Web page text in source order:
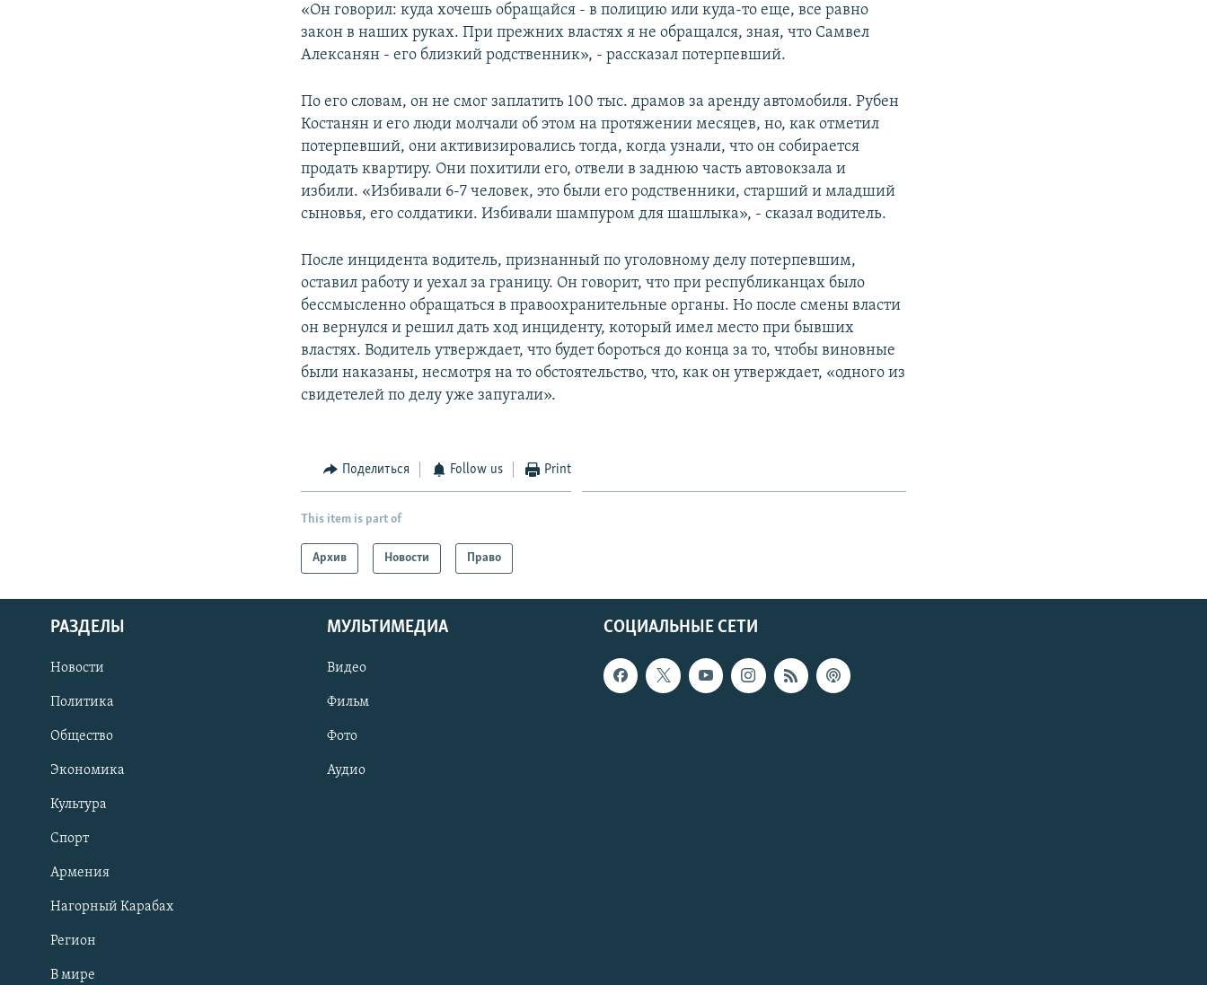
«Он говорил: куда хочешь обращайся - в полицию или куда-то еще, все равно
закон в наших руках. При прежних властях я не обращался, зная, что Самвел
Алексанян - его близкий родственник», - рассказал потерпевший.
По его словам, он не смог заплатить 100 тыс. драмов за аренду автомобиля. Рубен
Костанян и его люди молчали об этом на протяжении месяцев, но, как отметил
потерпевший, они активизировались тогда, когда узнали, что он собирается
продать квартиру. Они похитили его, отвели в заднюю часть автовокзала и
избили. «Избивали 6-7 человек, это были его родственники, старший и младший
сыновья, его солдатики. Избивали шампуром для шашлыка», - сказал водитель.
После инцидента водитель, признанный по уголовному делу потерпевшим,
оставил работу и уехал за границу. Он говорит, что при республиканцах было
бессмысленно обращаться в правоохранительные органы. Но после смены власти
он вернулся и решил дать ход инциденту, который имел место при бывших
властях. Водитель утверждает, что будет бороться до конца за то, чтобы виновные
были наказаны, несмотря на то обстоятельство, что, как он утверждает, «одного из
свидетелей по делу уже запугали».
Поделиться Follow us Print
This item is part of
Архив Новости Право
СОЦИАЛЬНЫЕ СЕТИ
РАЗДЕЛЫ
Новости
Политика
Общество
Экономика
Культура
Спорт
Армения
Нагорный Карабах
Регион
В мире
МУЛЬТИМЕДИА
Видео
Фильм
Фото
Аудио